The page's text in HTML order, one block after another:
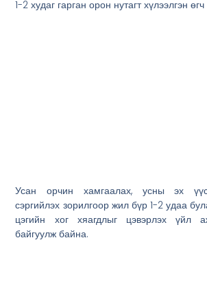
1-2 худаг гарган орон нутагт хүлээлгэн
Усан орчин хамгаалах, усны эх
сэргийлэх зорилгоор жил бүр 1-2 удаа
цэгийн хог хяагдлыг цэвэрлэх үйл
байгуулж байна.